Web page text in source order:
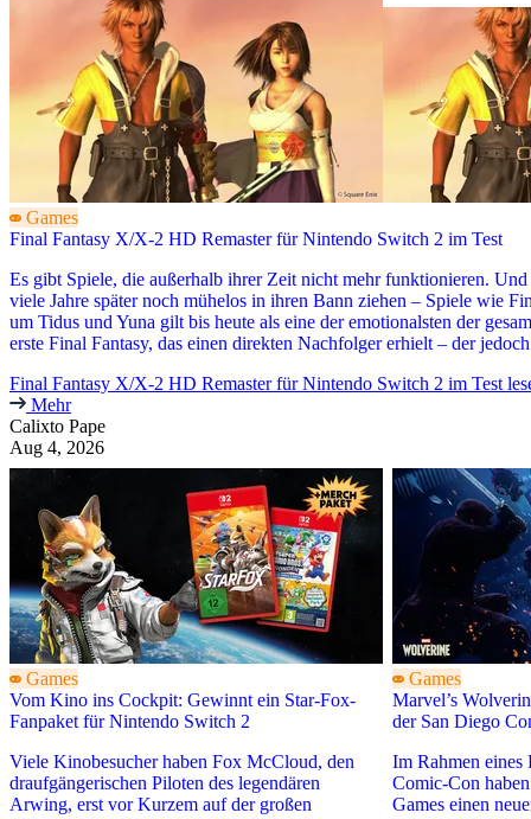
Games
Final Fantasy X/X-2 HD Remaster für Nintendo Switch 2 im Test
Es gibt Spiele, die außerhalb ihrer Zeit nicht mehr funktionieren.
viele Jahre später noch mühelos in ihren Bann ziehen – Spiele wie
um Tidus und Yuna gilt bis heute als eine der emotionalsten der
erste Final Fantasy, das einen direkten Nachfolger erhielt – der
Final Fantasy X/X-2 HD Remaster für Nintendo Switch 2 im Test
Mehr
Calixto Pape
Aug 4, 2026
Games
Vom Kino ins Cockpit: Gewinnt ein Star-Fox-
Fanpaket für Nintendo Switch 2
Viele Kinobesucher haben Fox McCloud, den
draufgängerischen Piloten des legendären
Arwing, erst vor Kurzem auf der großen
Games
Marvel’s
der San Diego
Im Rahmen eines
Comic-Con
Games einen